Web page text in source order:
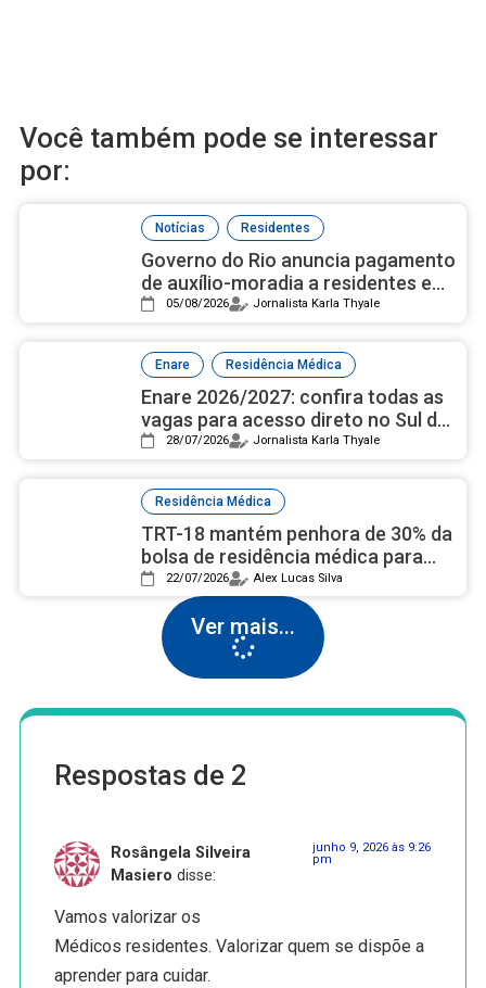
Você também pode se interessar
por:
Notícias , Residentes
Governo do Rio anuncia pagamento
de auxílio-moradia a residentes em
setembro
05/08/2026 Jornalista Karla Thyale
Enare , Residência Médica
Enare 2026/2027: confira todas as
vagas para acesso direto no Sul do
país28/07/2026 Jornalista Karla Thyale
Residência Médica
TRT-18 mantém penhora de 30% da
bolsa de residência médica para
quitar dívida trabalhista
22/07/2026 Alex Lucas Silva
Ver mais...
Respostas de 2
Rosângela Silveira
Masiero disse:
junho 9, 2026 às 9:26
pm
Vamos valorizar os
Médicos residentes. Valorizar quem se dispõe a
aprender para cuidar.